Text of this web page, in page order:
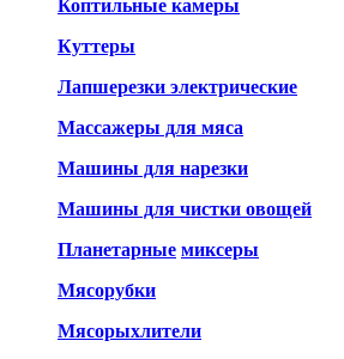
Коптильные камеры
Куттеры
Лапшерезки электрические
Массажеры для мяса
Машины для нарезки
Машины для чистки овощей
Планетарные миксеры
Мясорубки
Мясорыхлители